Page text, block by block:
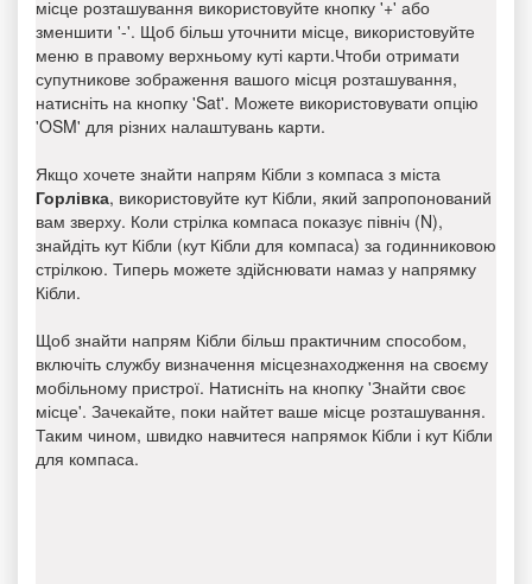
місце розташування використовуйте кнопку '+' або
зменшити '-'. Щоб більш уточнити місце, використовуйте
меню в правому верхньому куті карти.Чтоби отримати
супутникове зображення вашого місця розташування,
натисніть на кнопку 'Sat'. Можете використовувати опцію
'OSM' для різних налаштувань карти.
Якщо хочете знайти напрям Кібли з компаса з міста
Горлівка, використовуйте кут Кібли, який запропонований
вам зверху. Коли стрілка компаса показує північ (N),
знайдіть кут Кібли (кут Кібли для компаса) за годинниковою
стрілкою. Типерь можете здійснювати намаз у напрямку
Кібли.
Щоб знайти напрям Кібли більш практичним способом,
включіть службу визначення місцезнаходження на своєму
мобільному пристрої. Натисніть на кнопку 'Знайти своє
місце'. Зачекайте, поки найтет ваше місце розташування.
Таким чином, швидко навчитеся напрямок Кібли і кут Кібли
для компаса.